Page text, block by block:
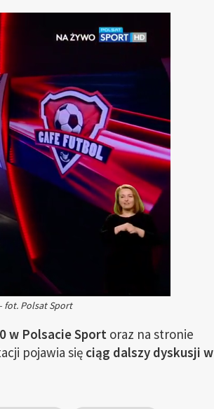
fot. Polsat Sport
w Polsacie Sportoraz na stronie
pojawia się ciąg dalszy dyskusji w